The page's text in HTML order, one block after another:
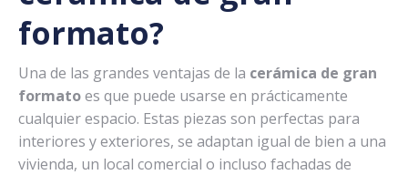
formato?
Una de las grandes ventajas de la cerámica de gran
formatoes que puede usarse en prácticamente
cualquier espacio. Estas piezas son perfectas para
interiores y exteriores, se adaptan igual de bien a una
vivienda, un local comercial o incluso fachadas de